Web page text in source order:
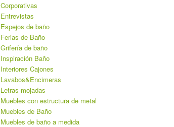
Corporativas
Entrevistas
Espejos de baño
Ferias de Baño
Grifería de baño
Inspiración Baño
Interiores Cajones
Lavabos&Encimeras
Letras mojadas
Muebles con estructura de metal
Muebles de Baño
Muebles de baño a medida